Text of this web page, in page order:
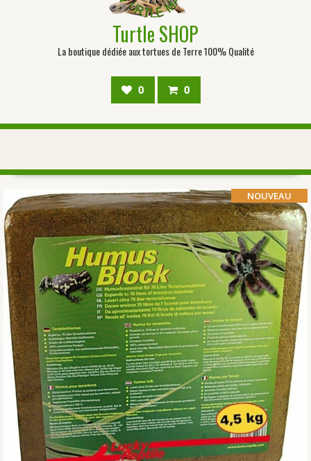
Turtle SHOP
La boutique dédiée aux tortues de Terre 100% Qualité
0 0
NOUVEAU